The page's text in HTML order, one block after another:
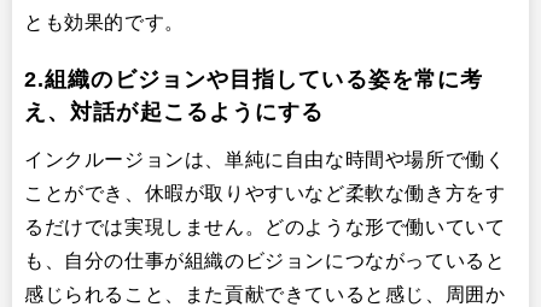
とも効果的です。
2.組織のビジョンや目指している姿を常に考
え、対話が起こるようにする
インクルージョンは、単純に自由な時間や場所で働く
ことができ、休暇が取りやすいなど柔軟な働き方をす
るだけでは実現しません。どのような形で働いていて
も、自分の仕事が組織のビジョンにつながっていると
感じられること、また貢献できていると感じ、周囲か